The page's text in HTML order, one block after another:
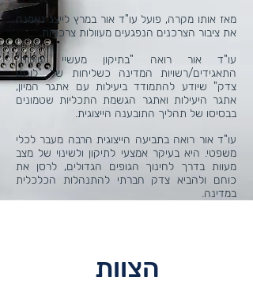
מאז אותו מקרה, פועל עו"ד אור במרץ לייצג נאמנה
את ציבור הצרכנים הנפגעים מעוולות צרכניות.
עו"ד אור רואה "בתיקון מעשיי עוולות"
התאגידים/רשויות המדינה כשליחות של "לוחם
צדק" שיודע להתמודד ביעילות עם אתגר המיון,
אתגר היעילות ואתגר הגשמת התכליות שטמונים
בבסיסו של תהליך התובענה הייצוגית.
עו"ד אור רואה בתביעה הייצוגית הרבה מעבר לכלי
משפטי. היא בעיקר אמצעי לתיקון ולשינוי של מצב
מעוות בדרך לחינוך הגופים הגדולים, לרסן את
כוחם ולהביא צדק חברתי להתנהלות הכלכלית
במדינה.
הצוות